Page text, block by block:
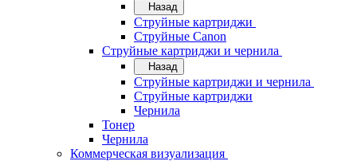
Назад
Струйные картриджи
Струйные Canon
Струйные картриджи и чернила
Назад
Струйные картриджи и чернила
Струйные картриджи
Чернила
Тонер
Чернила
Коммерческая визуализация